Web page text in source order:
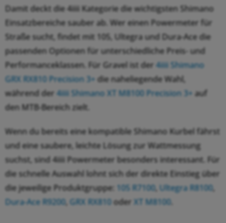
Damit deckt die 4iiii Kategorie die wichtigsten Shimano
Einsatzbereiche sauber ab. Wer einen Powermeter für
Straße sucht, findet mit 105, Ultegra und Dura-Ace die
passenden Optionen für unterschiedliche Preis- und
Performanceklassen. Für Gravel ist der 4iiii Shimano
GRX RX810 Precision 3+ die naheliegende Wahl,
während der 4iiii Shimano XT M8100 Precision 3+ auf
den MTB-Bereich zielt.
Wenn du bereits eine kompatible Shimano Kurbel fährst
und eine saubere, leichte Lösung zur Wattmessung
suchst, sind 4iiii Powermeter besonders interessant. Für
die schnelle Auswahl lohnt sich der direkte Einstieg über
die jeweilige Produktgruppe: 105 R7100, Ultegra R8100,
Dura-Ace R9200, GRX RX810oder XT M8100.